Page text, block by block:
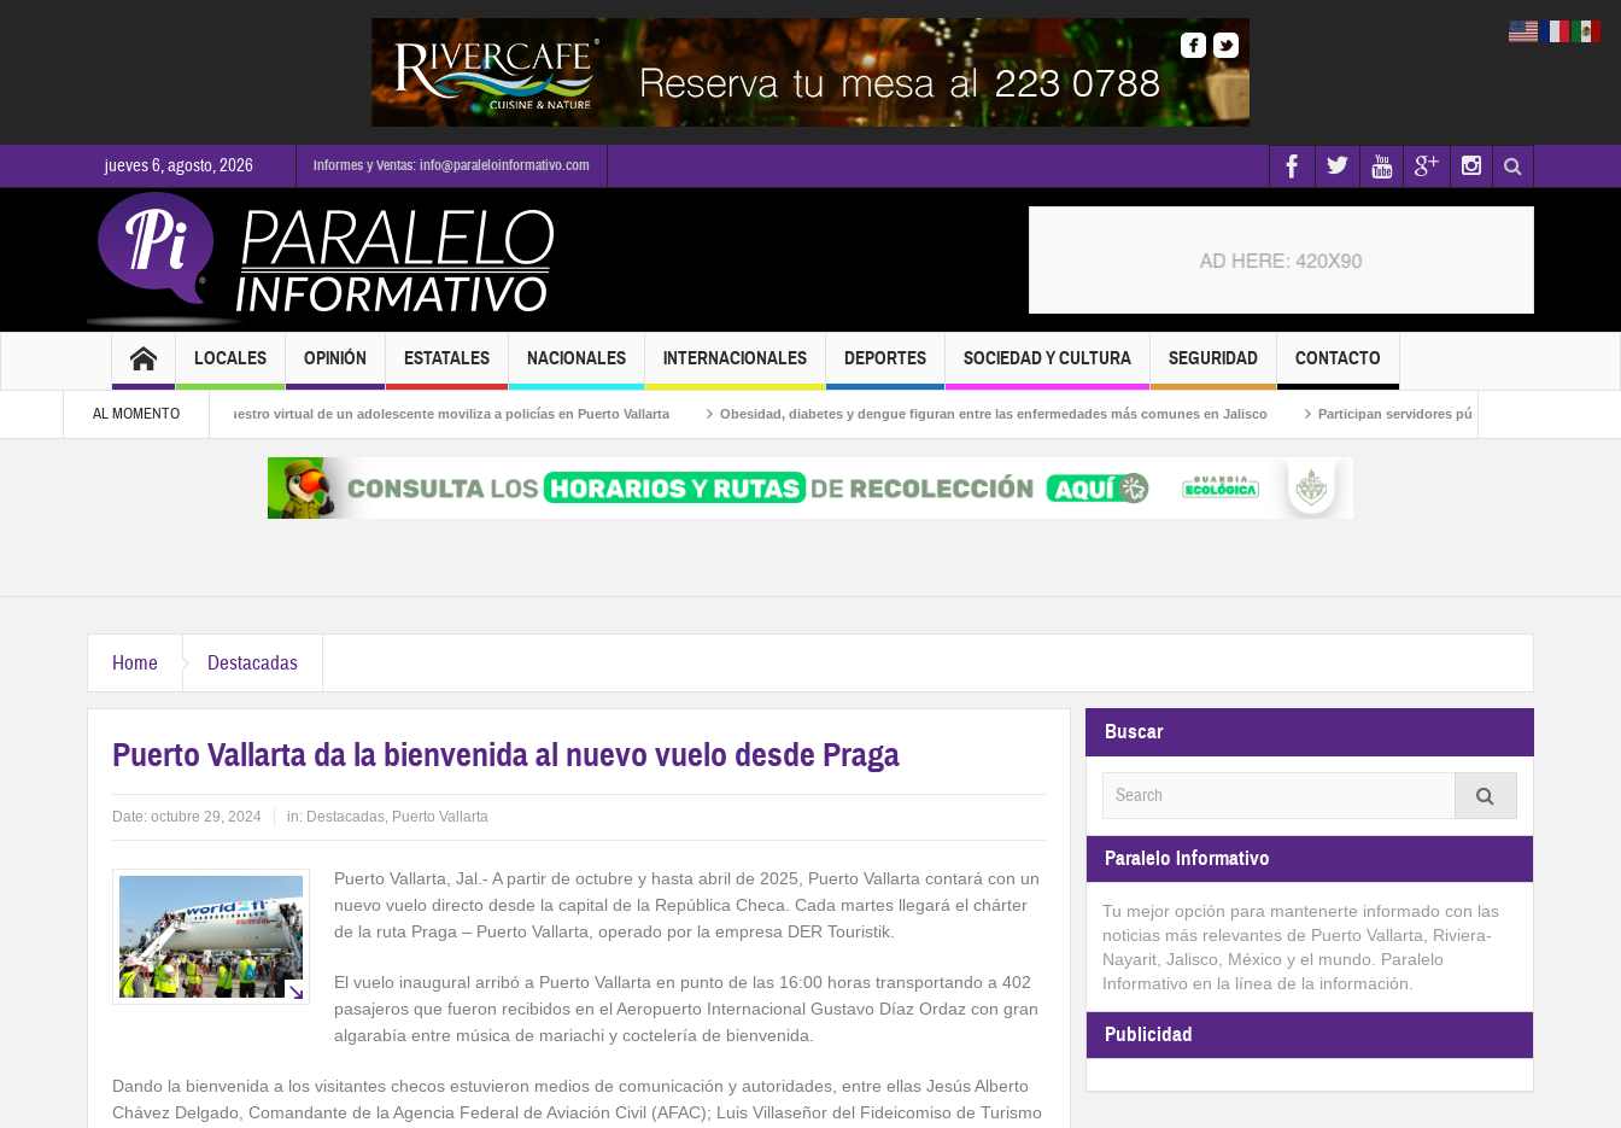
jueves 6, agosto, 2026 Informes y Ventas: info@paraleloinformativo.com
LOCALES OPINIÓN ESTATALES NACIONALES INTERNACIONALES DEPORTES SOCIEDAD Y CULTURA SEGURIDAD CONTACTO
AL MOMENTO
Presunto secuestro virtual de un adolescente moviliza a policías en Puerto Vallarta Obesidad, diabetes y dengue figuran entre las enfermedades más comunes en Jalisco Participan servidores públicos en la Caravana
Home Destacadas
Puerto Vallarta da la bienvenida al nuevo vuelo desde Praga
Date: octubre 29, 2024 in: Destacadas, Puerto Vallarta
Puerto Vallarta, Jal.- A partir de octubre y hasta abril de 2025, Puerto Vallarta contará con un
nuevo vuelo directo desde la capital de la República Checa. Cada martes llegará el chárter
de la ruta Praga – Puerto Vallarta, operado por la empresa DER Touristik.
El vuelo inaugural arribó a Puerto Vallarta en punto de las 16:00 horas transportando a 402
pasajeros que fueron recibidos en el Aeropuerto Internacional Gustavo Díaz Ordaz con gran
algarabía entre música de mariachi y coctelería de bienvenida.
Dando la bienvenida a los visitantes checos estuvieron medios de comunicación y autoridades, entre ellas Jesús Alberto
Chávez Delgado, Comandante de la Agencia Federal de Aviación Civil (AFAC); Luis Villaseñor del Fideicomiso de Turismo
Buscar
Paralelo Informativo
Tu mejor opción para mantenerte informado con las
noticias más relevantes de Puerto Vallarta, Riviera-
Nayarit, Jalisco, México y el mundo. Paralelo
Informativo en la línea de la información.
Publicidad